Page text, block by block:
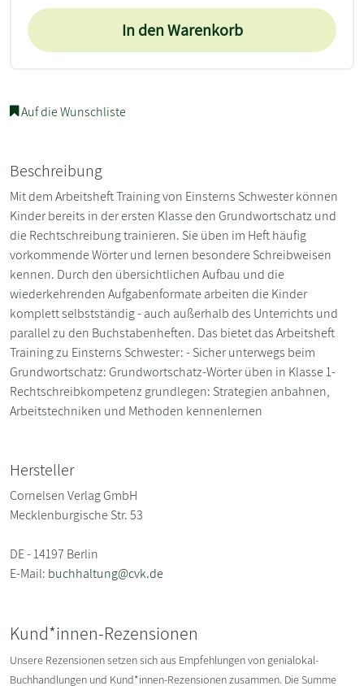
In den Warenkorb
Auf die Wunschliste
Beschreibung
Mit dem Arbeitsheft Training von Einsterns Schwester können
Kinder bereits in der ersten Klasse den Grundwortschatz und
die Rechtschreibung trainieren. Sie üben im Heft häufig
vorkommende Wörter und lernen besondere Schreibweisen
kennen. Durch den übersichtlichen Aufbau und die
wiederkehrenden Aufgabenformate arbeiten die Kinder
komplett selbstständig - auch außerhalb des Unterrichts und
parallel zu den Buchstabenheften. Das bietet das Arbeitsheft
Training zu Einsterns Schwester: - Sicher unterwegs beim
Grundwortschatz: Grundwortschatz-Wörter üben in Klasse 1-
Rechtschreibkompetenz grundlegen: Strategien anbahnen,
Arbeitstechniken und Methoden kennenlernen
Hersteller
Cornelsen Verlag GmbH
Mecklenburgische Str. 53
DE - 14197 Berlin
E-Mail: buchhaltung@cvk.de
Kund*innen-Rezensionen
Unsere Rezensionen setzen sich aus Empfehlungen von genialokal-
Buchhandlungen und Kund*innen-Rezensionen zusammen. Die Summe